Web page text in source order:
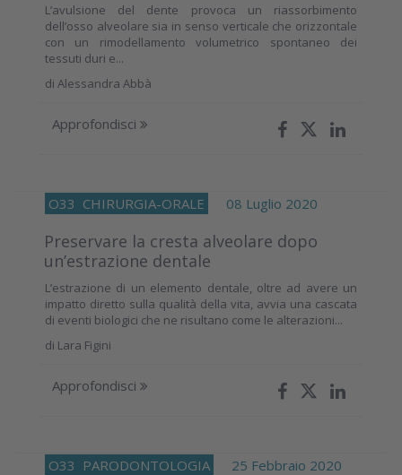
L’avulsione del dente provoca un riassorbimento
dell’osso alveolare sia in senso verticale che orizzontale
con un rimodellamento volumetrico spontaneo dei
tessuti duri e...
di Alessandra Abbà
Approfondisci
O33 CHIRURGIA-ORALE 08 Luglio 2020
Preservare la cresta alveolare dopo
un’estrazione dentale
L’estrazione di un elemento dentale, oltre ad avere un
impatto diretto sulla qualità della vita, avvia una cascata
di eventi biologici che ne risultano come le alterazioni...
di Lara Figini
Approfondisci
O33 PARODONTOLOGIA 25 Febbraio 2020